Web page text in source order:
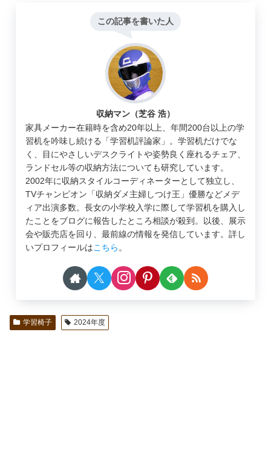
この記事を書いた人
収納マン（芝谷 浩）
家具メーカー在籍時を含め20年以上、年間200台以上の学
習机を吟味し続ける「学習机評論家」。学習机だけでな
く、目にやさしいデスクライトや姿勢良く座れるチェア、
ランドセル等の収納方法についても研究しています。
2002年に収納スタイルコーディネーターとして独立し、
TVチャンピオン「収納ダメ主婦しつけ王」優勝などメデ
ィア出演多数。長女の小学校入学に際して学習机を購入し
たことをブログに報告したところ相談が殺到。以後、展示
会や販売店を回り、最前線の情報を発信しています。詳し
いプロフィールはこちら。
学習椅子 2024年度